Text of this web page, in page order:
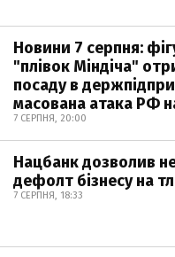
Новини 7 серпня:
"плівок Міндіча"
посаду в
масована атака РФ
7 СЕРПНЯ, 20:00
Нацбанк дозволив
дефолт бізнесу на
7 СЕРПНЯ, 18:33